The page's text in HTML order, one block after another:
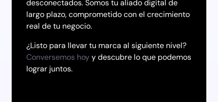
desconectados. Somos tu aliado digital de
largo plazo, comprometido con el crecimiento
real de tu negocio.
¿Listo para llevar tu marca al siguiente nivel?
Conversemos hoyy descubre lo que podemos
lograr juntos.